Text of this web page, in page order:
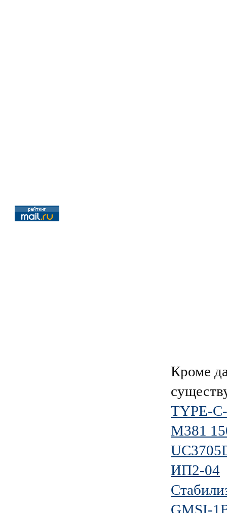
Кроме
TYPE-
М381
ИП2-04
GMSI-